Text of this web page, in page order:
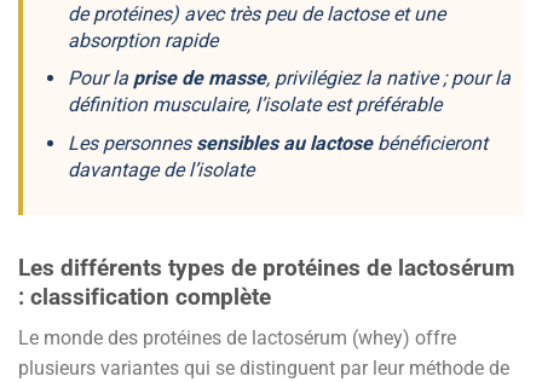
de protéines) avec très peu de lactoseet une
absorption rapide
Pour la prise de masse, privilégiez la native ; pour la
définition musculaire, l’isolate est préférable
Les personnes sensibles au lactosebénéficieront
davantage de l’isolate
Les différents types de protéines de lactosérum
: classification complète
Le monde des protéines de lactosérum (whey) offre
plusieurs variantes qui se distinguent par leur méthode de